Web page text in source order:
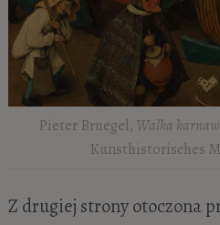
Pieter Bruegel, Walka
Kunsthistorisches
Z drugiej strony otoczona